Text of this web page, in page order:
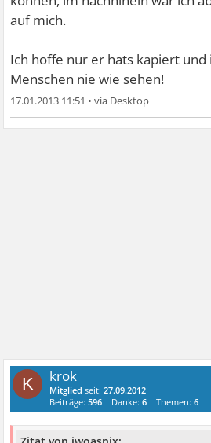
auf mich.
Ich hoffe nur er hats kapiert und
Menschen nie wie sehen!
17.01.2013 11:51 •
K krok
Mitglied seit:27.09.2012
Beiträge:596 Danke:6 Themen:6